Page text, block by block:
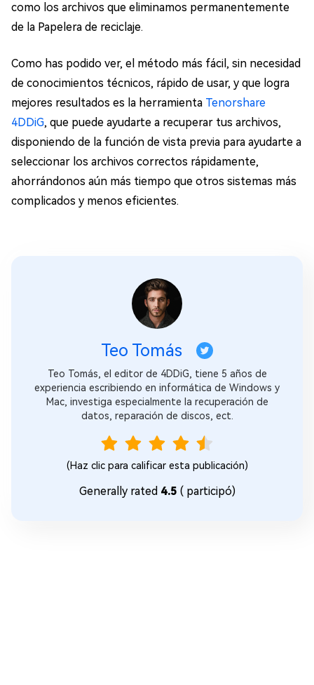
como los archivos que eliminamos permanentemente
de la Papelera de reciclaje.
Como has podido ver, el método más fácil, sin necesidad
de conocimientos técnicos, rápido de usar, y que logra
mejores resultados es la herramienta Tenorshare
4DDiG, que puede ayudarte a recuperar tus archivos,
disponiendo de la función de vista previa para ayudarte a
seleccionar los archivos correctos rápidamente,
ahorrándonos aún más tiempo que otros sistemas más
complicados y menos eficientes.
Teo Tomás
Teo Tomás, el editor de 4DDiG, tiene 5 años de
experiencia escribiendo en informática de Windows y
Mac, investiga especialmente la recuperación de
datos, reparación de discos, ect.
(Haz clic para calificar esta publicación)
Generally rated 4.5 ( participó)